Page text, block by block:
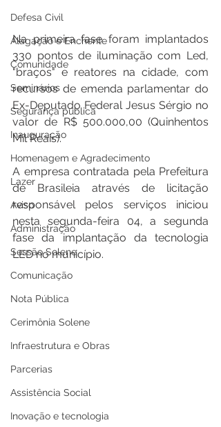
Defesa Civil
Alagação e Enchente
Comunidade
Seminários
Segurança pública
Inauguração
Homenagem e Agradecimento
Lazer
Aviso
Administração
Sessão Solene
Comunicação
Nota Pública
Cerimônia Solene
Infraestrutura e Obras
Parcerias
Assistência Social
Inovação e tecnologia
Na primeira fase foram implantados
330 pontos de iluminação com Led,
"braços" e reatores na cidade, com
recursos de emenda parlamentar do
Ex-Deputado Federal Jesus Sérgio no
valor de R$ 500.000,00 (Quinhentos
Mil Reais).
A empresa contratada pela Prefeitura
de Brasileia através de licitação
responsável pelos serviços iniciou
nesta segunda-feira 04, a segunda
fase da implantação da tecnologia
LED no município.